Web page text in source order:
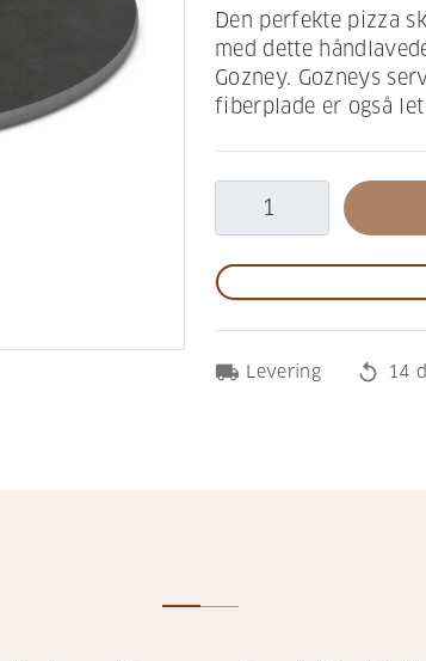
Den perfekte pizza
med dette
Gozney. Gozneys
fiberplade er også
local_shipping Levering replay 14